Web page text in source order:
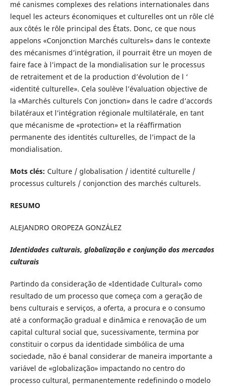
mé canismes complexes des relations internationales dans
lequel les acteurs économiques et culturelles ont un rôle clé
aux côtés le rôle principal des États. Donc, ce que nous
appelons «Conjonction Marchés culturels» dans le contexte
des mécanismes d’intégration, il pourrait être un moyen de
faire face à l’impact de la mondialisation sur le processus
de retraitement et de la production d’évolution de l ‘
«identité culturelle». Cela soulève l’évaluation objective de
la «Marchés culturels Con jonction» dans le cadre d’accords
bilatéraux et l’intégration régionale multilatérale, en tant
que mécanisme de «protection» et la réaffirmation
permanente des identités culturelles, de l’impact de la
mondialisation.
Mots clés: Culture / globalisation / identité culturelle /
processus culturels / conjonction des marchés culturels.
RESUMO
ALEJANDRO OROPEZA GONZÁLEZ
Identidades culturais, globalização e conjunção dos mercados
culturais
Partindo da consideração de «Identidade Cultural» como
resultado de um processo que começa com a geração de
bens culturais e serviços, a oferta, a procura e o consumo
até a conformação gradual e dinâmica e renovação de um
capital cultural social que, sucessivamente, termina por
constituir o corpus da identidade simbólica de uma
sociedade, não é banal considerar de maneira importante a
variável de «globalização» impactando no centro do
processo cultural, permanentemente redefinindo o modelo